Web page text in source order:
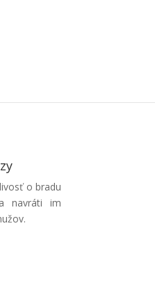
o bradu
navráti im